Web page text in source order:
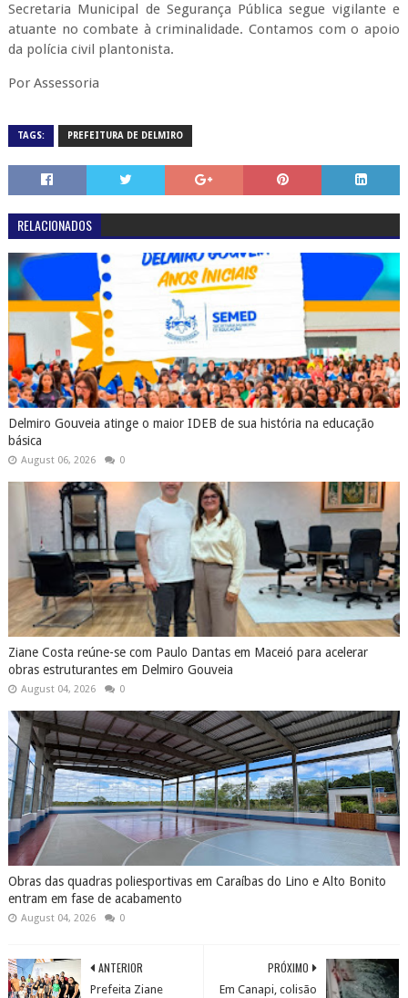
Secretaria Municipal de Segurança Pública segue vigilante e
atuante no combate à criminalidade. Contamos com o apoio
da polícia civil plantonista.
Por Assessoria
TAGS: PREFEITURA DE DELMIRO
RELACIONADOS
Delmiro Gouveia atinge o maior IDEB de sua história na educação
básica
August 06, 2026 0
Ziane Costa reúne-se com Paulo Dantas em Maceió para acelerar
obras estruturantes em Delmiro Gouveia
August 04, 2026 0
Obras das quadras poliesportivas em Caraíbas do Lino e Alto Bonito
entram em fase de acabamento
August 04, 2026 0
PRÓXIMO
Em Canapi, colisão
ANTERIOR
Prefeita Ziane